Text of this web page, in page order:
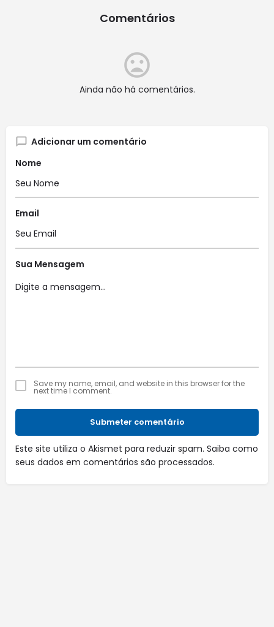
Comentários
Ainda não há comentários.
Adicionar um comentário
Nome
Email
Sua Mensagem
Save my name, email, and website in this browser for the
next time I comment.
Submeter comentário
Este site utiliza o Akismet para reduzir spam. Saiba como
seus dados em comentários são processados.